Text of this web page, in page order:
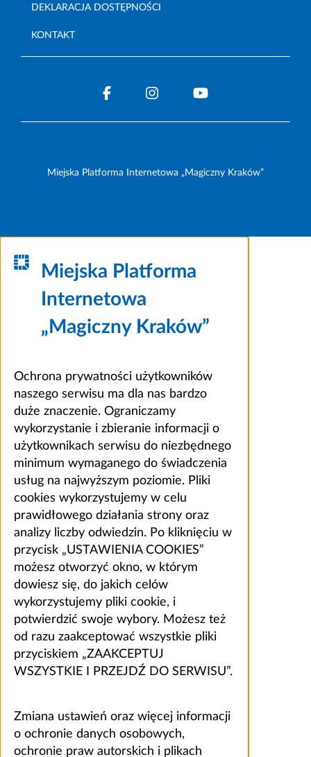
DEKLARACJA DOSTĘPNOŚCI
KONTAKT
Miejska Platforma Internetowa „Magiczny Kraków”
Miejska Platforma
Internetowa
„Magiczny Kraków”
Ochrona prywatności użytkowników
naszego serwisu ma dla nas bardzo
duże znaczenie. Ograniczamy
wykorzystanie i zbieranie informacji o
użytkownikach serwisu do niezbędnego
minimum wymaganego do świadczenia
usług na najwyższym poziomie. Pliki
cookies wykorzystujemy w celu
prawidłowego działania strony oraz
analizy liczby odwiedzin. Po kliknięciu w
przycisk „USTAWIENIA COOKIES”
możesz otworzyć okno, w którym
dowiesz się, do jakich celów
wykorzystujemy pliki cookie, i
potwierdzić swoje wybory. Możesz też
od razu zaakceptować wszystkie pliki
przyciskiem „ZAAKCEPTUJ
WSZYSTKIE I PRZEJDŹ DO SERWISU”.
Zmiana ustawień oraz więcej informacji
o ochronie danych osobowych,
ochronie praw autorskich i plikach